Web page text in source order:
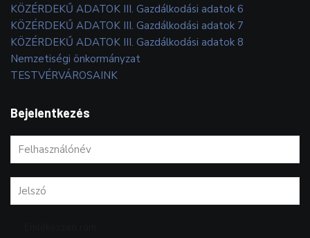
KÖZÉRDEKŰ ADATOK III. Gazdálkodási adatok 6
KÖZÉRDEKŰ ADATOK III. Gazdálkodási adatok 7
KÖZÉRDEKŰ ADATOK III. Gazdálkodási adatok 8
Nemzetiségi önkormányzat
TESTVÉRVÁROSAINK
Bejelentkezés